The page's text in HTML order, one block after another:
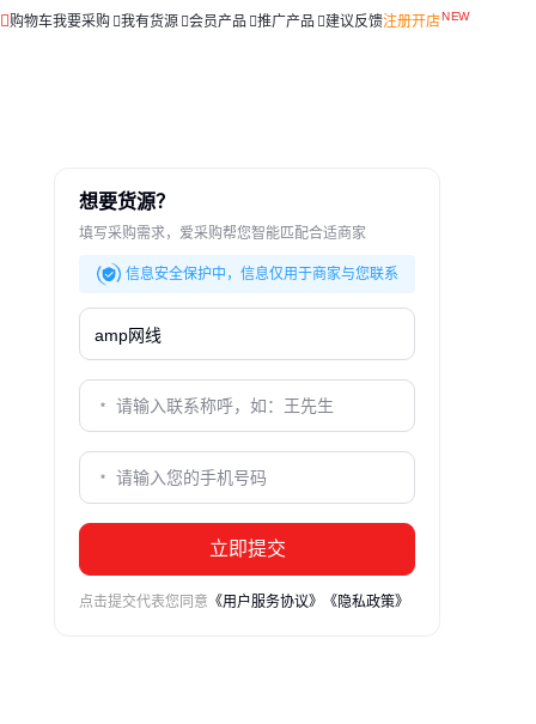
购物车我要采购 我有货源 会员产品 推广产品 建议反馈注册开店
想要货源？
填写采购需求，爱采购帮您智能匹配合适商家
信息安全保护中，信息仅用于商家与您联系
立即提交
点击提交代表您同意 《用户服务协议》 《隐私政策》